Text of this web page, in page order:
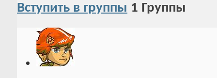
Вступить в группы 1 Группы